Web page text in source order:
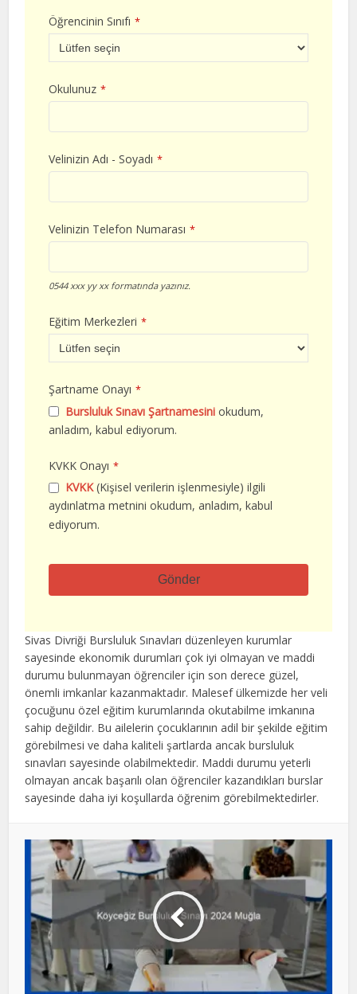
Öğrencinin Sınıfı *
Okulunuz *
Velinizin Adı - Soyadı *
Velinizin Telefon Numarası *
0544 xxx yy xx formatında yazınız.
Eğitim Merkezleri *
Şartname Onayı *
Bursluluk Sınavı Şartnamesini okudum,
anladım, kabul ediyorum.
KVKK Onayı *
KVKK(Kişisel verilerin işlenmesiyle) ilgili
aydınlatma metnini okudum, anladım, kabul
ediyorum.
Gönder
alan
boş
bırakılmalıdır
Sivas Divriği Bursluluk Sınavları düzenleyen kurumlar
sayesinde ekonomik durumları çok iyi olmayan ve maddi
durumu bulunmayan öğrenciler için son derece güzel,
önemli imkanlar kazanmaktadır. Malesef ülkemizde her veli
çocuğunu özel eğitim kurumlarında okutabilme imkanına
sahip değildir. Bu ailelerin çocuklarının adil bir şekilde eğitim
görebilmesi ve daha kaliteli şartlarda ancak bursluluk
sınavları sayesinde olabilmektedir. Maddi durumu yeterli
olmayan ancak başarılı olan öğrenciler kazandıkları burslar
sayesinde daha iyi koşullarda öğrenim görebilmektedirler.